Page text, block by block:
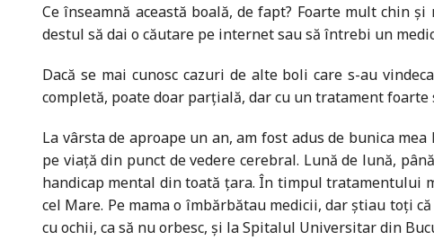
Ce înseamnă această boală, de fapt? Foarte mult chin
destul să dai o căutare pe internet sau să întrebi un
Dacă se mai cunosc cazuri de alte boli care s-au
completă, poate doar parţială, dar cu un tratament foarte
La vârsta de aproape un an, am fost adus de bunica
pe viață din punct de vedere cerebral. Lună de lună,
handicap mental din toată ţara. În timpul trata­mentului
cel Mare. Pe mama o îmbărbătau medicii, dar ştiau toţi
cu ochii, ca să nu orbesc, şi la Spitalul Universitar din